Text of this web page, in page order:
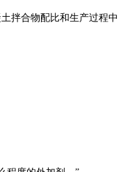
拌合物配比和生产过程中